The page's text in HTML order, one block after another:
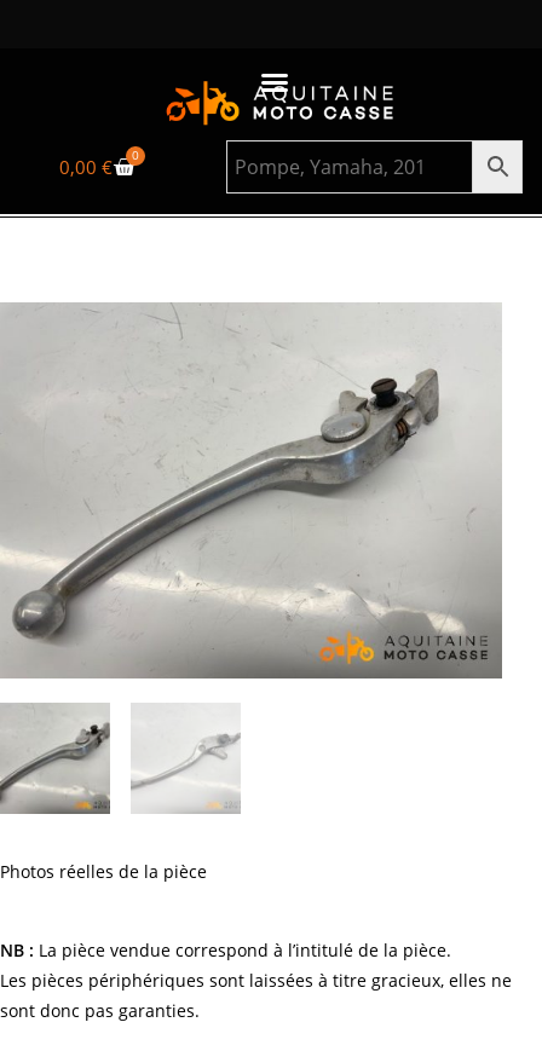
0,00€ 0
Photos réelles de la pièce
NB : La pièce vendue correspond à l’intitulé de la pièce.
Les pièces périphériques sont laissées à titre gracieux, elles ne
sont donc pas garanties.